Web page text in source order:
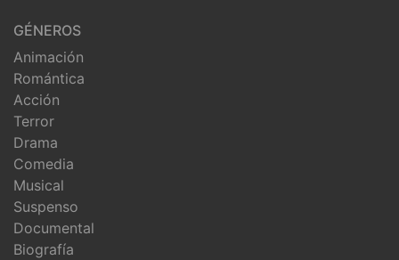
GÉNEROS
Animación
Romántica
Acción
Terror
Drama
Comedia
Musical
Suspenso
Documental
Biografía